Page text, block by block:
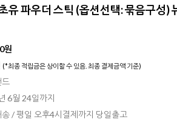
유 파우더 스틱 (옵션선택: 묶음구성)
원
(*최종 적립금은 상이할 수 있음. 최종 결제금액 기준)
드
6월 24일까지
/ 평일 오후4시결제까지 당일출고